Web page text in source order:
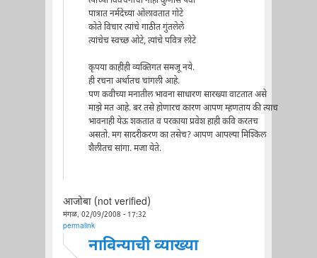
पात्रात नर्मदेच्या ओलावतात गोटे
कोते विचार त्यांचे गाठीत गुंतलेले
त्यांचेच स्वच्छ ओटे, त्यांचे पवित्र लोटे
कृपया काहीही व्यक्तिगत समजू नये.
ही रचना अर्थातच चांगली आहे.
पण कवीच्या मनातील भावना साधारण सारख्या वाटतात असे
माझे मत आहे. बर तसे होणारच कारण आपण म्हणताय की त्याच
भावनाही येऊ शकतात व परकाया प्रवेश हाही कवि करतच
असतो. मग सादरीकरण का तसेच? आपण आपल्या मिश्किल
शैलीतच सांगा. मजा येते.
आजोबा (not verified)
मंगळ, 02/09/2008 - 17:32
permalink
नाविन्याची व्याख्या